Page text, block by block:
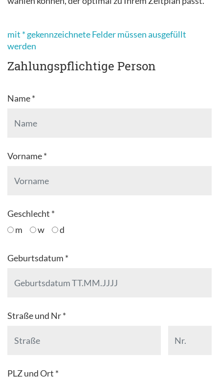
mit * gekennzeichnete Felder müssen ausgefüllt
werden
Zahlungspflichtige Person
Name *
Vorname *
Geschlecht *
m
w d
Geburtsdatum *
Straße und Nr *
PLZ und Ort *